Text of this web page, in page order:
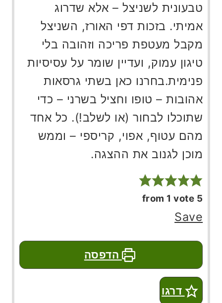
טבעונית לשניצל – אלא שדרוג
אמיתי. בזכות דפי האורז, השניצל
מקבל מעטפת פריכה וזהובה בלי
טיגון עמוק, ועדיין שומר על עסיסיות
פנימית.בחרנו כאן בשתי גרסאות
אהובות – טופו וחציל בשרני – כדי
שתוכלו לבחור (או לשלב!). כל אחד
מהם עטוף, אפוי, קריספי – וממש
מוכן לגנוב את ההצגה.
5
Save
הדפסה
דרגו